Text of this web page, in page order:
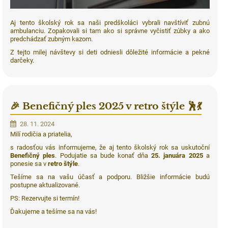
Aj tento školský rok sa naši predškoláci vybrali navštíviť zubnú
ambulanciu. Zopakovali si tam ako si správne vyčistiť zúbky a ako
predchádzať zubným kazom.
Z tejto milej návštevy si deti odniesli dôležité informácie a pekné
darčeky.
🎉 Benefičný ples 2025 v retro štýle 🕺💃
28. 11. 2024
Milí rodičia a priatelia,
s radosťou vás informujeme, že aj tento školský rok sa uskutoční
Benefičný ples. Podujatie sa bude konať dňa25. januára 2025a
ponesie sa vretro štýle.
Tešíme sa na vašu účasť a podporu. Bližšie informácie budú
postupne aktualizované.
PS: Rezervujte si termín!
Ďakujeme a tešíme sa na vás!